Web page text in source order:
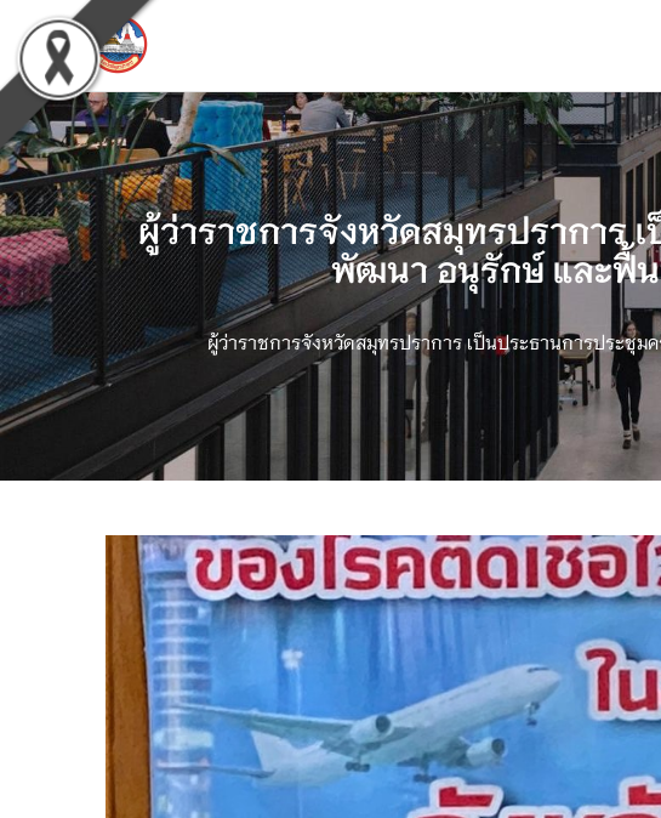
ผู้ว่าราชการจังหวัดสมุทรปราการ
พัฒนา อนุรักษ์ และฟื้
ผู้ว่าราชการจังหวัดสมุทรปราการ เป็นประธานการประ